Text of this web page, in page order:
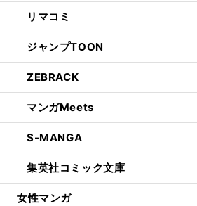
リマコミ
ジャンプTOON
ZEBRACK
マンガMeets
S-MANGA
集英社コミック文庫
女性マンガ